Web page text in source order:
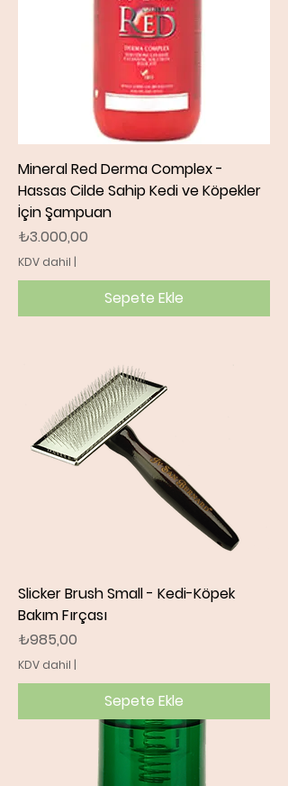
Mineral Red Derma Complex -
Hassas Cilde Sahip Kedi ve Köpekler
İçin Şampuan
Fiyat
₺3.000,00
KDV dahil |
Sepete Ekle
Slicker Brush Small - Kedi-Köpek
Bakım Fırçası
Fiyat
₺985,00
KDV dahil |
Sepete Ekle